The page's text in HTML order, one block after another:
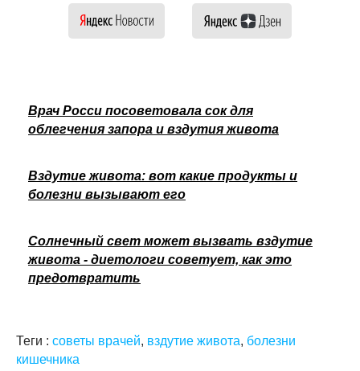
Врач Росси посоветовала сок для
облегчения запора и вздутия живота
Вздутие живота: вот какие продукты и
болезни вызывают его
Солнечный свет может вызвать вздутие
живота - диетологи советует, как это
предотвратить
Теги : советы врачей, вздутие живота, болезни
кишечника